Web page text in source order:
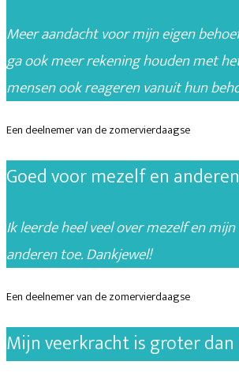
Meer aandacht voor mijn eigen
ga ook meer rekening houden met
mensen ook reageren vanuit hun
Een deelnemer van de zomervierdaagse
Goed voor mezelf en anderen
Ik leerde heel veel over mezelf en
anderen toe. Dankjewel!
Een deelnemer van de zomervierdaagse
Mijn veerkracht is groter